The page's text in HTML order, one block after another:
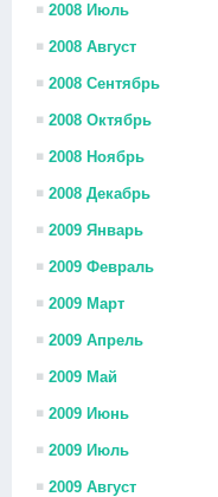
2008 Июль
2008 Август
2008 Сентябрь
2008 Октябрь
2008 Ноябрь
2008 Декабрь
2009 Январь
2009 Февраль
2009 Март
2009 Апрель
2009 Май
2009 Июнь
2009 Июль
2009 Август